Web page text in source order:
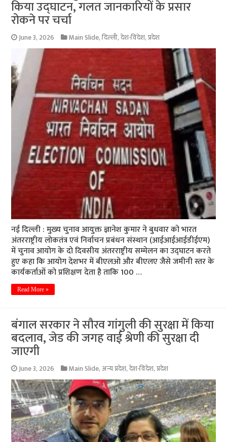
किया उद्घाटन, गलत जानकारियों के प्रसार
रोकने पर चर्चा
June 3, 2026 Main Slide,दिल्ली,देश-विदेश,प्रदेश
नई दिल्ली : मुख्य चुनाव आयुक्त ज्ञानेश कुमार ने बुधवार को भारत
अंतरराष्ट्रीय लोकतंत्र एवं निर्वाचन प्रबंधन संस्थान (आईआईआईडीईएम)
में चुनाव आयोग के दो दिवसीय अंतरराष्ट्रीय सम्मेलन का उद्घाटन करते
हुए कहा कि आयोग देशभर में बीएलओ और बीएलए जैसे जमीनी स्तर के
कार्यकर्ताओं को प्रशिक्षण देता है ताकि 100 …
Read More »
बंगाल सरकार ने सौरव गांगुली की सुरक्षा में किया
बदलाव, जेड की जगह वाई श्रेणी की सुरक्षा दी
जाएगी
June 3, 2026 Main Slide,अन्य प्रदेश,देश-विदेश,प्रदेश